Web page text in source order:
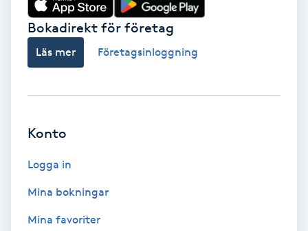
Friskvård
Friskvårdsmassage
Färgning
Föning
Bokadirekt för företag
Läs mer Företagsinloggning
Konto
Logga in
Mina bokningar
Mina favoriter